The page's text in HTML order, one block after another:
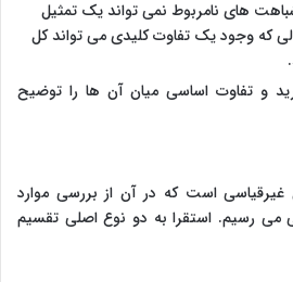
های نامربوط نمی تواند یک تمثیل
که وجود یک تفاوت کلیدی می تواند کل
و تفاوت اساسی میان آن ها را توضیح
غیرقیاسی است که در آن از بررسی موارد
رسیم. استقرا به دو نوع اصلی تقسیم